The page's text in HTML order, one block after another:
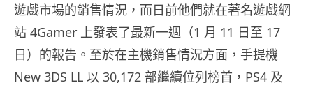
遊戲市場的銷售情況，而日前他們就在著名遊戲網
站 4Gamer 上發表了最新一週（1 月 11 日至 17
日）的報告。至於在主機銷售情況方面，手提機
New 3DS LL 以 30,172 部繼續位列榜首，PS4 及